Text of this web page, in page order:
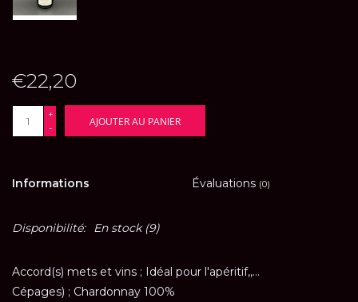
€22,20
+
-
AJOUTER AU PANIER
Informations Évaluations (0)
Disponibilité: En stock(9)
Accord(s) mets et vins ; Idéal pour l'apéritif,,...
Cépages) ; Chardonnay 100%